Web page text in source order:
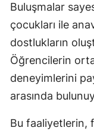
Buluşmalar
çocukları ile
dostlukların
Öğrencilerin
deneyimlerini
arasında
Bu faaliyetlerin,